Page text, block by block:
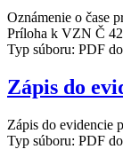
Oznámenie o čase
Príloha k VZN Č
Typ súboru: PDF
Zápis do
Zápis do evidencie
Typ súboru: PDF